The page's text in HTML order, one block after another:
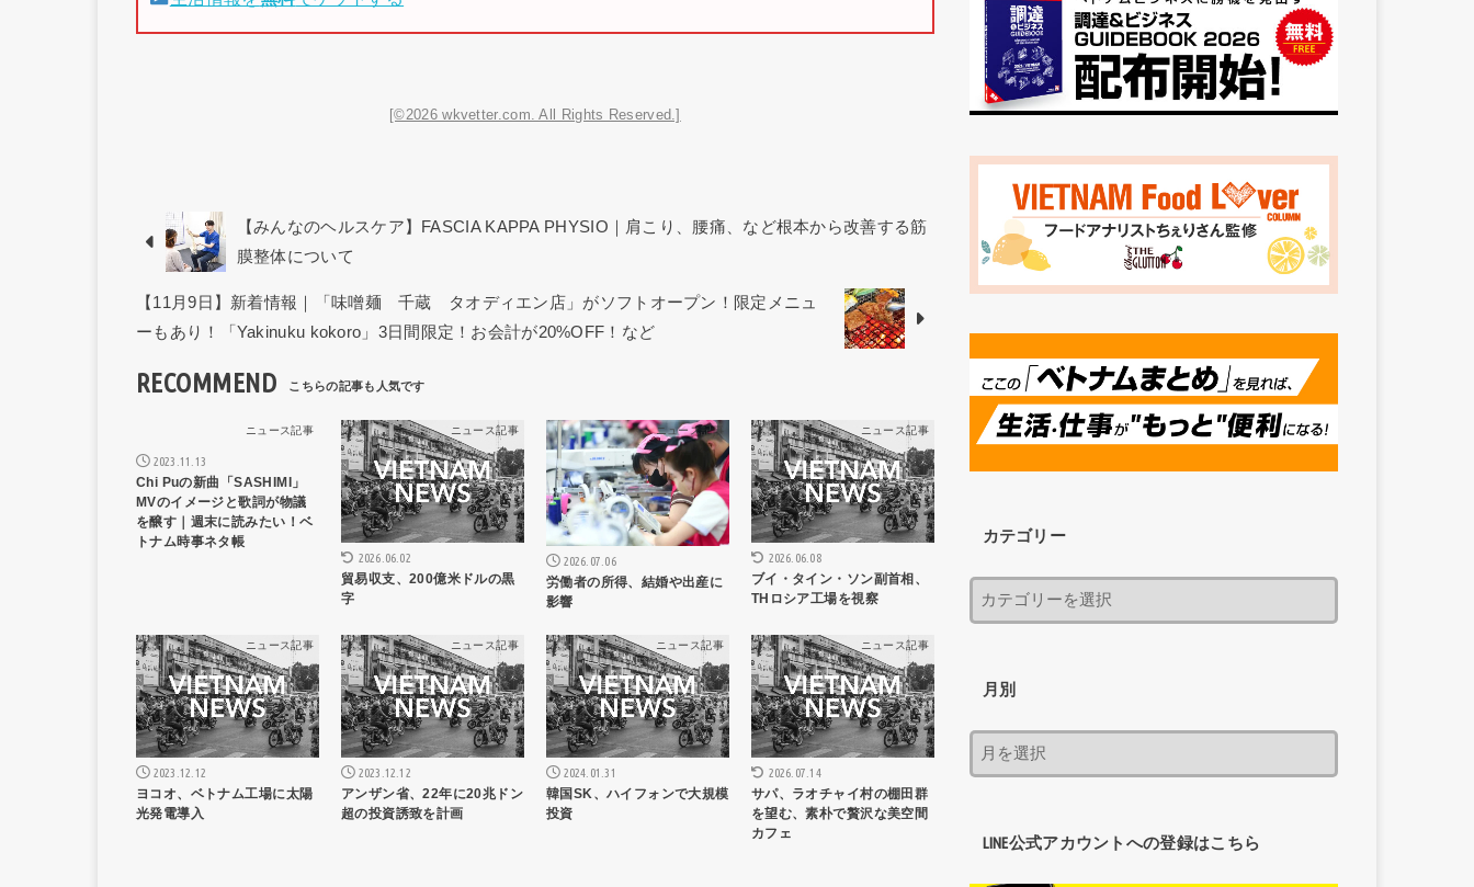
[©2026 wkvetter.com. All Rights Reserved.]
【みんなのヘルスケア】FASCIA KAPPA PHYSIO｜肩こり、腰痛、など根本から改善する筋
膜整体について
【11月9日】新着情報｜「味噌麺 千蔵 タオディエン店」がソフトオープン！限定メニュ
ーもあり！「Yakinuku kokoro」3日間限定！お会計が20%OFF！など
RECOMMEND
ニュース記事
2023.11.13
Chi Puの新曲「SASHIMI」
MVのイメージと歌詞が物議
を醸す｜週末に読みたい！ベ
トナム時事ネタ帳
ニュース記事
2026.06.02
貿易収支、200億米ドルの黒
字
ニュース記事
2026.07.06
労働者の所得、結婚や出産に
影響
ニュース記事
2026.06.08
ブイ・タイン・ソン副首相、
THロシア工場を視察
ニュース記事
2023.12.12
ヨコオ、ベトナム工場に太陽
光発電導入
ニュース記事
2023.12.12
アンザン省、22年に20兆ドン
超の投資誘致を計画
ニュース記事
2024.01.31
韓国SK、ハイフォンで大規模
投資
ニュース記事
2026.07.14
サパ、ラオチャイ村の棚田群
を望む、素朴で贅沢な美空間
カフェ
カテゴリー
月別
LINE公式アカウントへの登録はこちら